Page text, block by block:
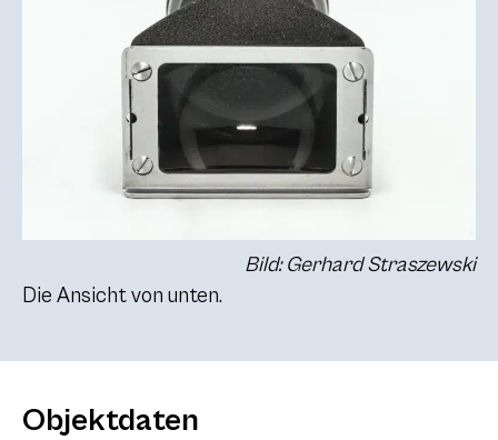
Bild: Gerhard Straszewski
Die Ansicht von unten.
Objektdaten